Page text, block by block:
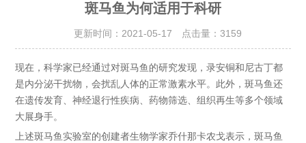
斑马鱼为何适用于科研
更新时间：2021-05-17 点击量： 3159
现在，科学家已经通过对斑马鱼的研究发现，录安铜和尼古丁都
是内分泌干扰物，会扰乱人体的正常激素水平。此外，斑马鱼还
在遗传发育、神经退行性疾病、药物筛选、组织再生等多个领域
大展身手。
上述斑马鱼实验室的创建者生物学家乔什那卡农戈表示，斑马鱼